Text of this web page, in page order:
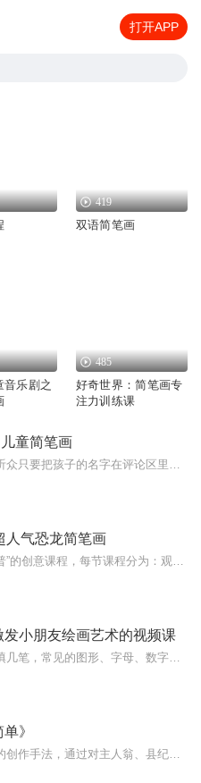
打开APP
419
双语简笔画
音乐剧之
485
好奇世界：简笔画专
注力训练课
童简笔画
人气恐龙简笔画
小朋友绘画艺术的视频课
》